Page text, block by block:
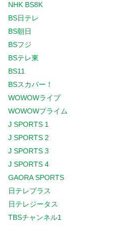
NHK BS8K
BS日テレ
BS朝日
BSフジ
BSテレ東
BS11
BSスカパー！
WOWOWライブ
WOWOWプライム
J SPORTS 1
J SPORTS 2
J SPORTS 3
J SPORTS 4
GAORA SPORTS
日テレプラス
日テレジータス
TBSチャンネル1